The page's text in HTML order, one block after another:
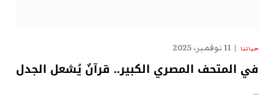
حياتنا 11 نوفمبر، 2025
في المتحف المصري الكبير.. قرآنٌ يُشعل الجدل
…